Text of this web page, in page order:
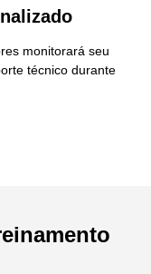
monitorará seu
técnico durante